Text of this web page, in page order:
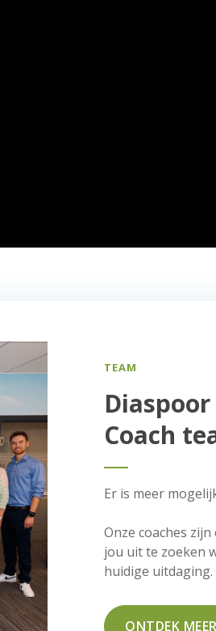
TEAM
Coach
Er is meer
Onze coaches
jou uit te zoeken
huidige uitdaging.
ONTDEK MEER